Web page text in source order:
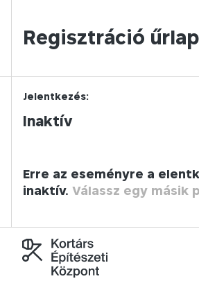
Regisztráció űrlap
Jelentkezés:
Inaktív
Erre az eseményre a
inaktív. Válassz egy másik